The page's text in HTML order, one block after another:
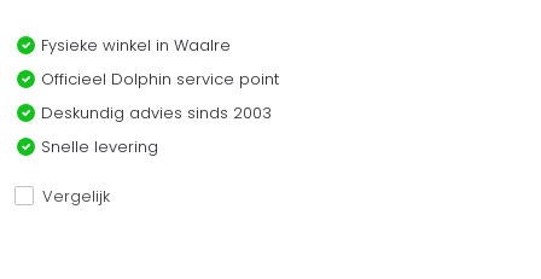
Fysieke winkel in Waalre
Officieel Dolphin service point
Deskundig advies sinds 2003
Snelle levering
Vergelijk